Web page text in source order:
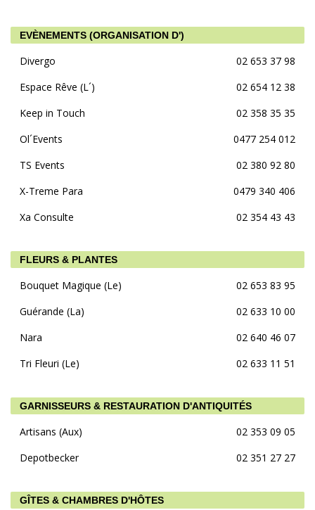
EVÈNEMENTS (ORGANISATION D')
Divergo
02 653 37 98
Espace Rêve (L´)
02 654 12 38
Keep in Touch
02 358 35 35
Ol´Events
0477 254 012
TS Events
02 380 92 80
X-Treme Para
0479 340 406
Xa Consulte
02 354 43 43
FLEURS & PLANTES
Bouquet Magique (Le)
02 653 83 95
Guérande (La)
02 633 10 00
Nara
02 640 46 07
Tri Fleuri (Le)
02 633 11 51
GARNISSEURS & RESTAURATION D'ANTIQUITÉS
Artisans (Aux)
02 353 09 05
Depotbecker
02 351 27 27
GÎTES & CHAMBRES D'HÔTES